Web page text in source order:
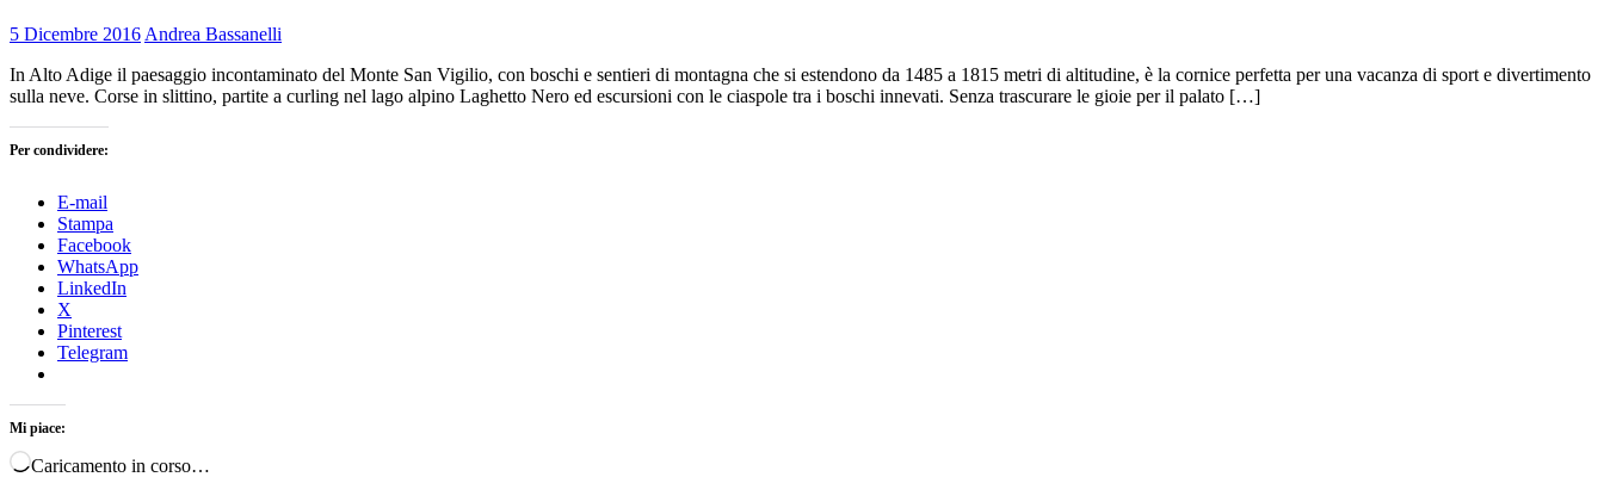
5 Dicembre 2016 Andrea Bassanelli
In Alto Adige il paesaggio incontaminato del Monte San Vigilio, con boschi e sentieri di montagna che si estendono da 1485 a 1815 metri di altitudine, è la cornice perfetta per una vacanza di sport e divertimento
sulla neve. Corse in slittino, partite a curling nel lago alpino Laghetto Nero ed escursioni con le ciaspole tra i boschi innevati. Senza trascurare le gioie per il palato […]
Per condividere:
E-mail
Stampa
Facebook
WhatsApp
LinkedIn
X
Pinterest
Telegram
Mi piace:
Caricamento in corso…